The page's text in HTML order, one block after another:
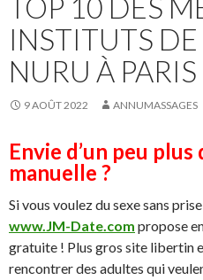
TOP 10 DES
INSTITUTS
NURU À
9 AOÛT 2022 ANNUMASSAGES
Envie d’un peu
manuelle ?
Si vous voulez du sexe sans
www.JM-Date.com propose
gratuite ! Plus gros site libertin
rencontrer des adultes qui